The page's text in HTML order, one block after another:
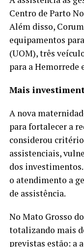
Centro de Parto
Além disso,
equipamentos
(UOM), três
para a
Mais
A nova
para fortalecer a
considerou
assistenciais,
dos
o atendimento a
de assistência.
No Mato Grosso
totalizando mais
previstas estão: a